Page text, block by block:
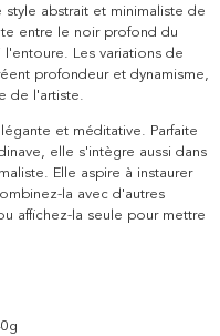
abstrait et minimaliste de
entre le noir profond du
Les variations de
profondeur et dynamisme,
de l'artiste.
et méditative. Parfaite
elle s'intègre aussi dans
Elle aspire à instaurer
la avec d'autres
affichez-la seule pour mettre